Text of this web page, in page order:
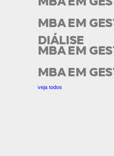
MBA EM
DIÁLISE
MBA EM
MBA EM
veja todos